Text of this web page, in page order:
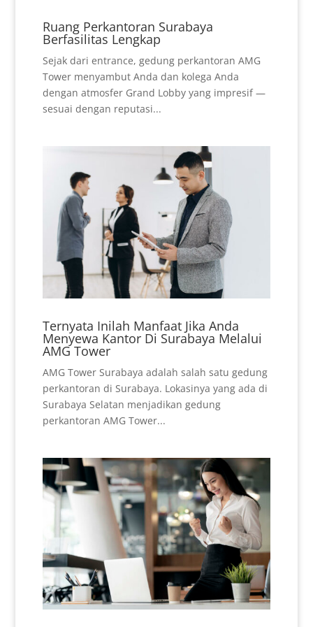
Ruang Perkantoran Surabaya
Berfasilitas Lengkap
Sejak dari entrance, gedung perkantoran AMG
Tower menyambut Anda dan kolega Anda
dengan atmosfer Grand Lobby yang impresif —
sesuai dengan reputasi...
Ternyata Inilah Manfaat Jika Anda
Menyewa Kantor Di Surabaya Melalui
AMG Tower
AMG Tower Surabaya adalah salah satu gedung
perkantoran di Surabaya. Lokasinya yang ada di
Surabaya Selatan menjadikan gedung
perkantoran AMG Tower...